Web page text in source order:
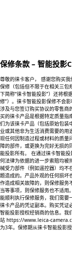
保修条款 – 智能投影
尊敬的徕卡客户， 感谢您购买
保修（包括但不限于在相关三包
下简称“徕卡智能投影”）还将根
修”）。徕卡智能投影保修不会
涉及与您签订购买协议的零售商
买的徕卡产品是根据特定质量指
们为该徕卡产品（包括原始包装
业或其他非为生活消费需要的用
现任何因制造过程或材料的质量
障的部件，或更换为完好无损的
能投影所有。 在通过徕卡智能
何法律为依据的进一步索赔均被
械受力部件（例如遥控器）均不
题造成的。产品外观的任何损坏
作造成相关故障的，则保修服务
当等事项，则保修服务也不适用
能顺利执行保修服务，我们需要
徕卡产品的凭证副本。购买凭证
智能投影授权经销商的信息。我
站 https://www.leica-
为3年。保修期从徕卡智能投影